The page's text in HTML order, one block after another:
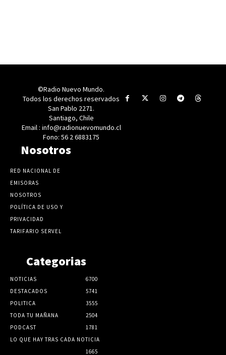
©Radio Nuevo Mundo.
Todos los derechos reservados
San Pablo 2271.
Santiago, Chile
Email : info@radionuevomundo.cl
Fono: 56 2 6883175
Nosotros
RED NACIONAL DE
EMISORAS
NOSOTROS
POLÍTICA DE USO Y
PRIVACIDAD
TARIFARIO SERVEL
Categorias
NOTICIAS
6700
DESTACADOS
5741
POLITICA
3555
TODA TU MAÑANA
2504
PODCAST
1781
LO QUE HAY TRAS CADA NOTICIA
1665